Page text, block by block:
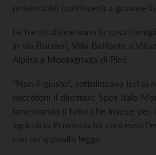
provinciale) continuerà a gravare
Le tre strutture sono la casa
in via Borsieri, Villa Belfonte a
Alpina a Montagnaga di Pinè.
“Non è giusto”, sottolineava ieri ai
microfoni il direttore Spes Italo
lamentando il fatto che invece per
agricoli la Provincia ha concesso
con un’apposita legge.